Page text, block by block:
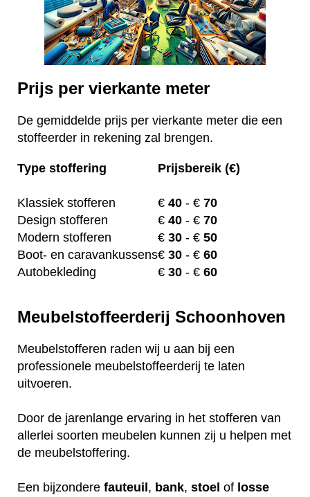
Prijs per vierkante meter
De gemiddelde prijs per vierkante meter die een
stoffeerder in rekening zal brengen.
Type stoffering Prijsbereik (€)
Klassiek stofferen € 40 - € 70
Design stofferen
€ 40 - € 70
Modern stofferen
€ 30 - € 50
Boot- en caravankussens€ 30 - € 60
Autobekleding
€ 30 - € 60
Meubelstoffeerderij Schoonhoven
Meubelstofferen raden wij u aan bij een
professionele meubelstoffeerderij te laten
uitvoeren.
Door de jarenlange ervaring in het stofferen van
allerlei soorten meubelen kunnen zij u helpen met
de meubelstoffering.
Een bijzondere fauteuil , bank, stoel of losse